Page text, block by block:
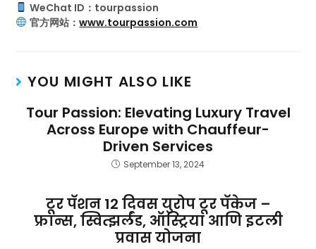
WeChat ID：tourpassion
官方网站：www.tourpassion.com
YOU MIGHT ALSO LIKE
Tour Passion: Elevating Luxury Travel
Across Europe with Chauffeur-
Driven Services
September 13, 2024
टूर पॅशन 12 दिवस युरोप टूर पॅकेज –
फ्रान्स, स्वित्झर्लंड, ऑस्ट्रिया आणि इटली
प्रवास योजना